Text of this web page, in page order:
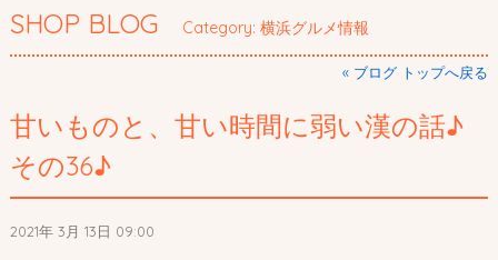
SHOP BLOG Category: 横浜グルメ情報
« ブログ トップへ戻る
甘いものと、甘い時間に弱い漢の話♪
その36♪
2021年 3月 13日 09:00